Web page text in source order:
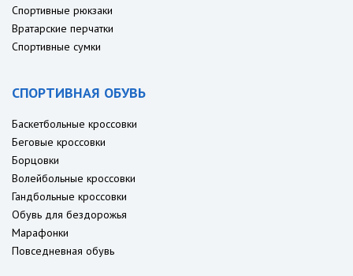
Спортивные рюкзаки
Вратарские перчатки
Спортивные сумки
СПОРТИВНАЯ ОБУВЬ
Баскетбольные кроссовки
Беговые кроссовки
Борцовки
Волейбольные кроссовки
Гандбольные кроссовки
Обувь для бездорожья
Марафонки
Повседневная обувь